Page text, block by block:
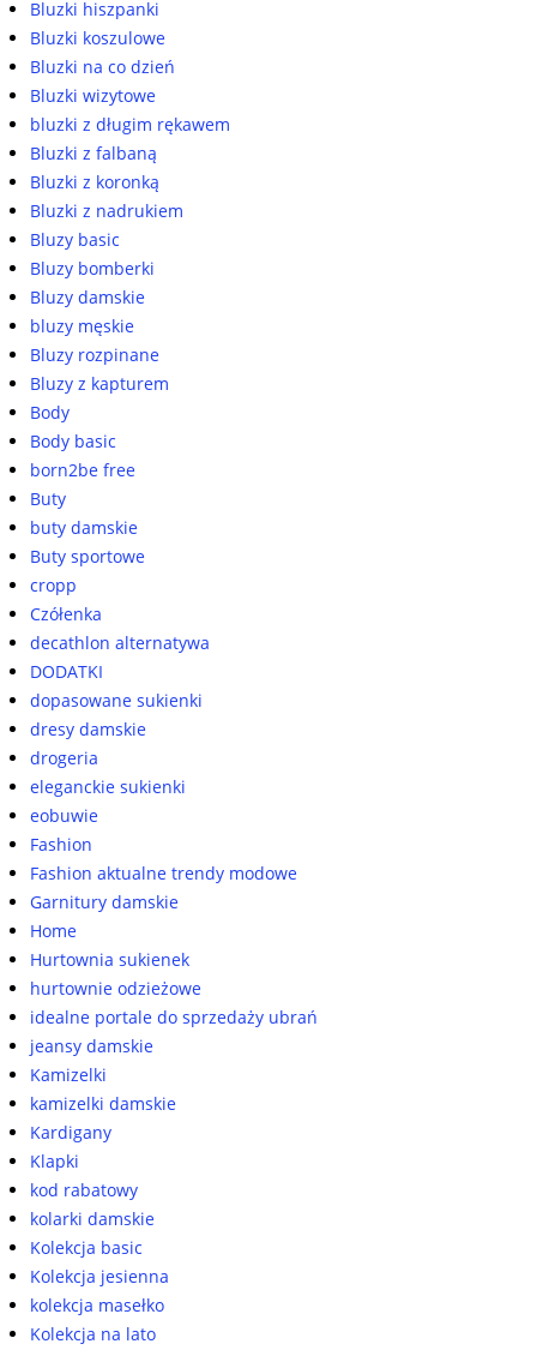
Bluzki hiszpanki
Bluzki koszulowe
Bluzki na co dzień
Bluzki wizytowe
bluzki z długim rękawem
Bluzki z falbaną
Bluzki z koronką
Bluzki z nadrukiem
Bluzy basic
Bluzy bomberki
Bluzy damskie
bluzy męskie
Bluzy rozpinane
Bluzy z kapturem
Body
Body basic
born2be free
Buty
buty damskie
Buty sportowe
cropp
Czółenka
decathlon alternatywa
DODATKI
dopasowane sukienki
dresy damskie
drogeria
eleganckie sukienki
eobuwie
Fashion
Fashion aktualne trendy modowe
Garnitury damskie
Home
Hurtownia sukienek
hurtownie odzieżowe
idealne portale do sprzedaży ubrań
jeansy damskie
Kamizelki
kamizelki damskie
Kardigany
Klapki
kod rabatowy
kolarki damskie
Kolekcja basic
Kolekcja jesienna
kolekcja masełko
Kolekcja na lato